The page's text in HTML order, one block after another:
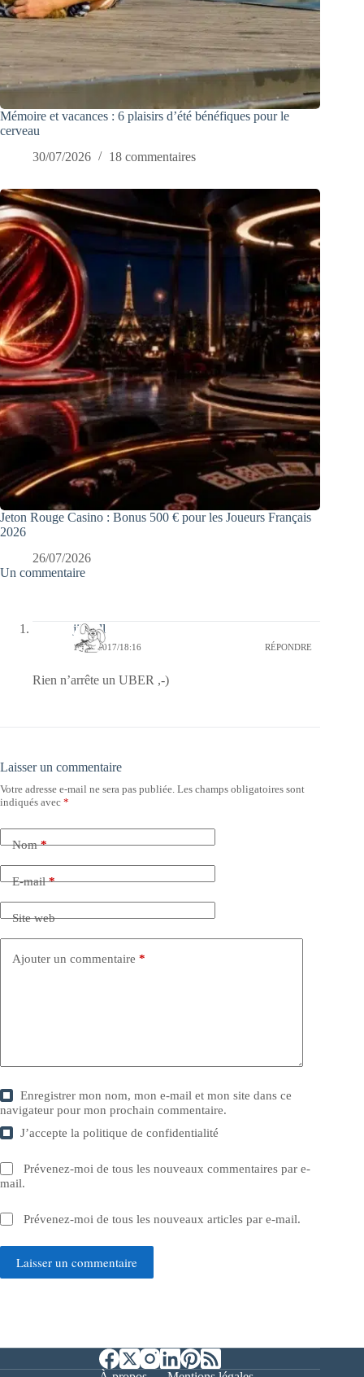
Mémoire et vacances : 6 plaisirs d’été bénéfiques pour le
cerveau
30/07/2026
18 commentaires
Jeton Rouge Casino : Bonus 500 € pour les Joueurs Français
2026
26/07/2026
Un commentaire
jill bill
13/06/2017/18:16 RÉPONDRE
Rien n’arrête un UBER ,-)
Laisser un commentaire
Votre adresse e-mail ne sera pas publiée. Les champs obligatoires sont
indiqués avec *
Nom*
E-mail*
Site web
Ajouter un commentaire *
Enregistrer mon nom, mon e-mail et mon site dans ce
navigateur pour mon prochain commentaire.
J’accepte lapolitique de confidentialité
Prévenez-moi de tous les nouveaux commentaires par e-
mail.
Prévenez-moi de tous les nouveaux articles par e-mail.
Laisser un commentaire